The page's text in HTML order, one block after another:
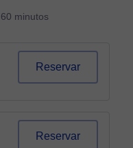
minutos
Reservar
Reservar